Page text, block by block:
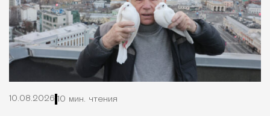
10.08.2026 10 мин. чтения